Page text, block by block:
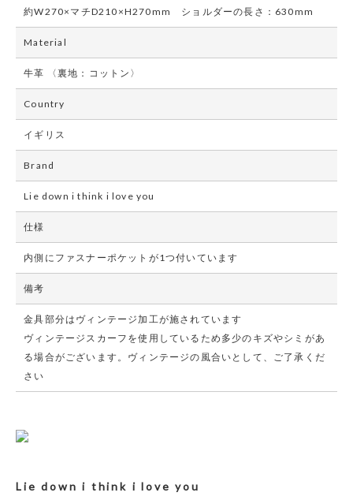
約W270×マチD210×H270mm ショルダーの長さ：630mm
Material
牛革 〈裏地：コットン〉
Country
イギリス
Brand
Lie down i think i love you
仕様
内側にファスナーポケットが1つ付いています
備考
金具部分はヴィンテージ加工が施されています
ヴィンテージスカーフを使用しているため多少のキズやシミがあ
る場合がございます。ヴィンテージの風合いとして、ご了承くだ
さい
Lie down i think i love you